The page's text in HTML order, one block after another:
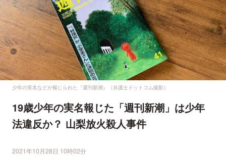
少年の実名などが報じられた『週刊新潮』（弁護士ドットコム撮影）
19歳少年の実名報じた「週刊新潮」は少年
法違反か？ 山梨放火殺人事件
2021年10月28日 10時02分